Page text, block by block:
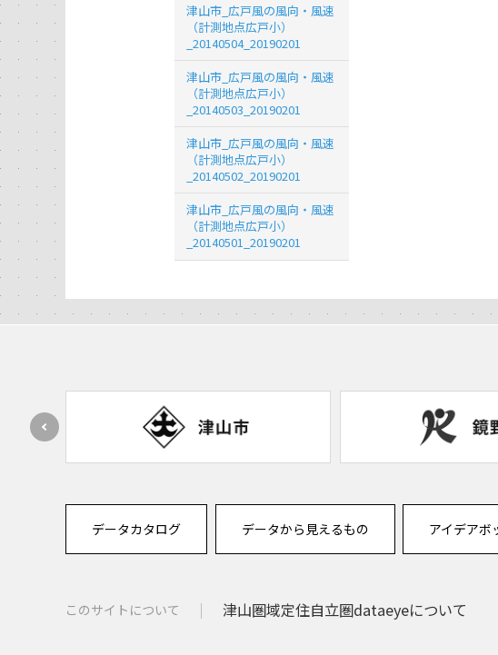
津山市_広戸風の風向・風速
（計測地点広戸小）
_20140504_20190201
津山市_広戸風の風向・風速
（計測地点広戸小）
_20140503_20190201
津山市_広戸風の風向・風速
（計測地点広戸小）
_20140502_20190201
津山市_広戸風の風向・風速
（計測地点広戸小）
_20140501_20190201
データカタログ データから見えるもの アイデアボ
このサイトについて 津山圏域定住自立圏dataeyeについて